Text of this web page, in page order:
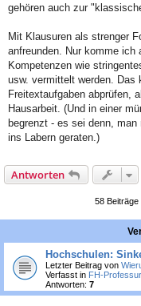
gehören auch zur
Mit Klausuren als strenger
anfreunden. Nur komme
Kompetenzen wie
usw. vermittelt werden. Das
Freitextaufgaben abprüfen,
Hausarbeit. (Und in einer
begrenzt - es sei denn,
ins Labern geraten.)
Antworten
58 Beiträge
Hochschulen:
Letzter Beitrag von
Verfasst in FH-Professur
Antworten: 7